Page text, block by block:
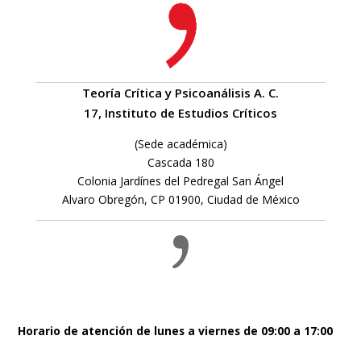
Teoría Crítica y Psicoanálisis A. C.
17, Instituto de Estudios Críticos
(Sede académica)
Cascada 180
Colonia Jardínes del Pedregal San Ángel
Alvaro Obregón, CP 01900, Ciudad de México
Horario de atención de lunes a viernes de 09:00 a 17:00